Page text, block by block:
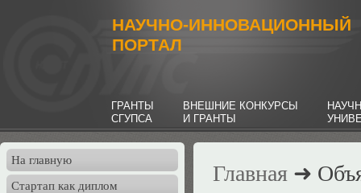
НАУЧНО-ИННОВАЦИОННЫЙ
ПОРТАЛ
ГРАНТЫ
СГУПСА
ВНЕШНИЕ КОНКУРСЫ
И ГРАНТЫ
На главную
Стартап как диплом Главная ➜